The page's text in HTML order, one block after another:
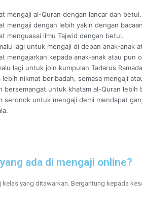
mengaji al-Quran dengan lancar dan betul.
mengaji dengan lebih yakin dengan
menguasai ilmu Tajwid dengan betul.
lagi untuk mengaji di depan anak-anak
mengajarkan kepada anak-anak atau pun
lagi untuk join kumpulan Tadarus
lebih nikmat beribadah, semasa mengaji
bersemangat untuk khatam al-Quran lebih
seronok untuk mengaji demi mendapat
ada di mengaji online?
kelas yang ditawarkan. Bergantung kepada